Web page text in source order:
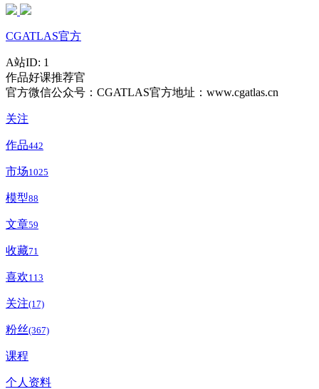
CGATLAS官方
A站ID: 1
作品好课推荐官
官方微信公众号：CGATLAS官方地址：www.cgatlas.cn
关注
作品442
市场1025
模型88
文章59
收藏71
喜欢113
关注(17)
粉丝(367)
课程
个人资料